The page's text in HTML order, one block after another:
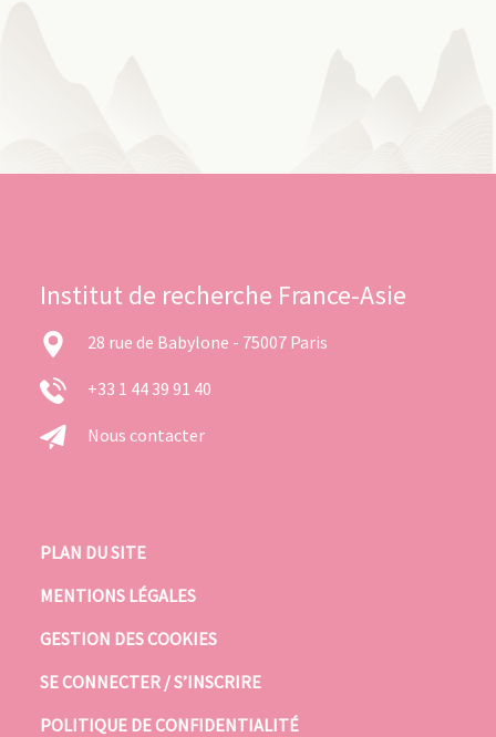
Institut de recherche France-Asie
28 rue de Babylone - 75007 Paris
+33 1 44 39 91 40
Nous contacter
PLAN DU SITE
MENTIONS LÉGALES
GESTION DES COOKIES
SE CONNECTER / S’INSCRIRE
POLITIQUE DE CONFIDENTIALITÉ